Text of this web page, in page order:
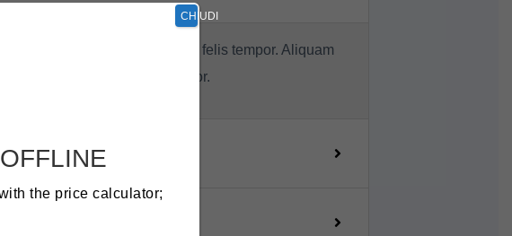
nec nisi bibendum, ut cursus felis tempor. Aliquam
ut auctor eros felis ac tortor.
the price calculator;
CHIUDI